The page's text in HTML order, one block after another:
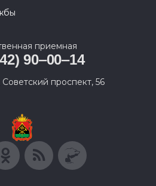
приемная
90‒00‒14
проспект, 56